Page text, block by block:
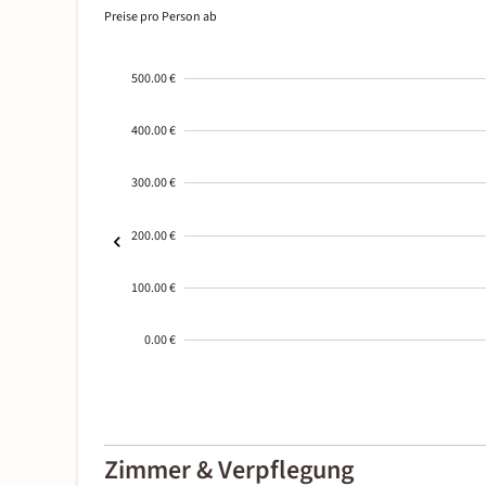
Preise pro Person ab
500.00 €
400.00 €
300.00 €
200.00 €
100.00 €
0.00 €
01-02
Zimmer & Verpflegung